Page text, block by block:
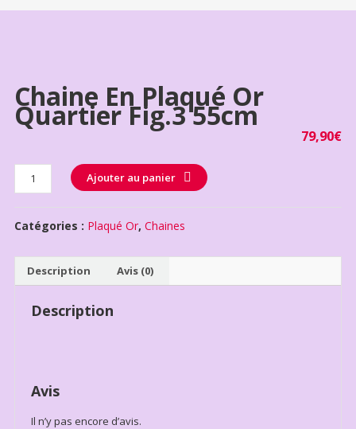
Chaine En Plaqué Or
Quartier Fig.3 55cm
79,90€
Quantité Ajouter au panier
Catégories : Plaqué Or, Chaines
Description Avis (0)
Description
Avis
Il n’y pas encore d’avis.